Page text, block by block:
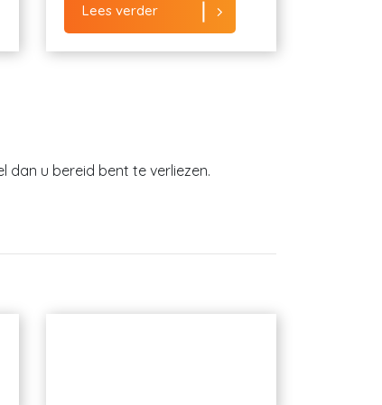
Lees verder
dan u bereid bent te verliezen.